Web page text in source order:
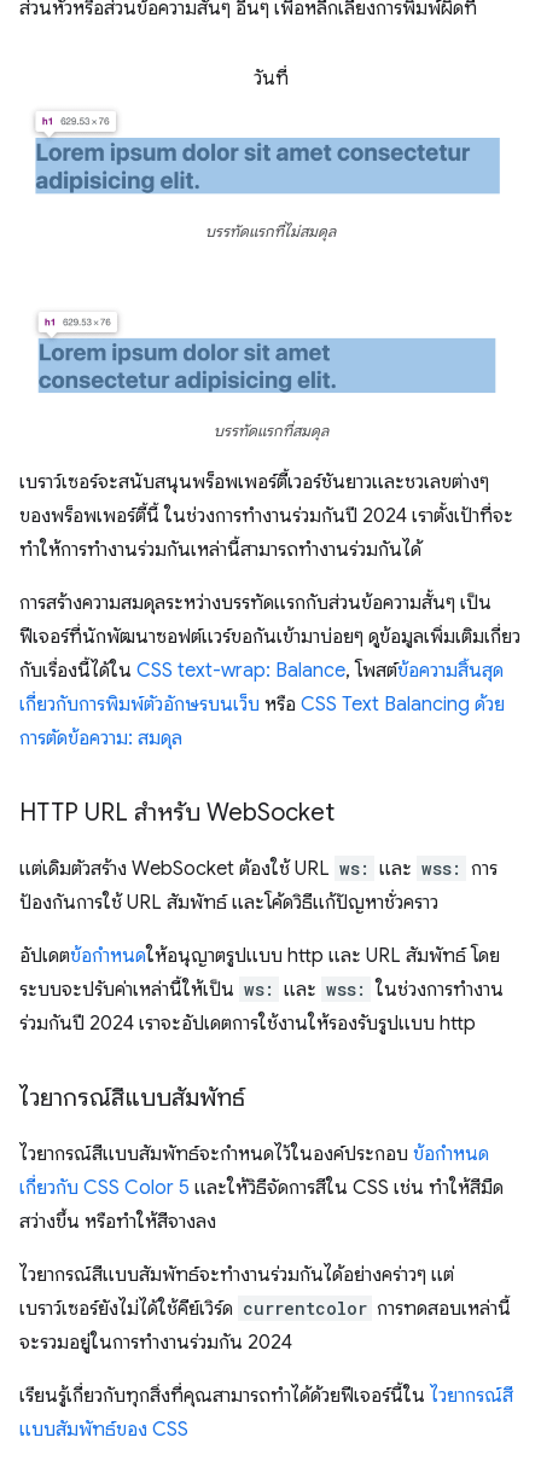
ส่วนหัวหรือส่วนข้อความสั้นๆ อื่นๆ เพื่อหลีกเลี่ยงการพิมพ์ผิดที่
วันที่
บรรทัดแรกที่ไม่สมดุล
บรรทัดแรกที่สมดุล
เบราว์เซอร์จะสนับสนุนพร็อพเพอร์ตี้เวอร์ชันยาวและชวเลขต่างๆ
ของพร็อพเพอร์ตี้นี้ ในช่วงการทำงานร่วมกันปี 2024 เราตั้งเป้าที่จะ
ทำให้การทำงานร่วมกันเหล่านี้สามารถทำงานร่วมกันได้
การสร้างความสมดุลระหว่างบรรทัดแรกกับส่วนข้อความสั้นๆ เป็น
ฟีเจอร์ที่นักพัฒนาซอฟต์แวร์ขอกันเข้ามาบ่อยๆ ดูข้อมูลเพิ่มเติมเกี่ยว
กับเรื่องนี้ได้ใน CSS text-wrap: Balance, โพสต์ข้อความสิ้นสุด
เกี่ยวกับการพิมพ์ตัวอักษรบนเว็บ หรือ CSS Text Balancing ด้วย
การตัดข้อความ: สมดุล
HTTP URL สำหรับ WebSocket
แต่เดิมตัวสร้าง WebSocket ต้องใช้ URL ws: และ wss: การ
ป้องกันการใช้ URL สัมพัทธ์ และโค้ดวิธีแก้ปัญหาชั่วคราว
อัปเดตข้อกำหนดให้อนุญาตรูปแบบ http และ URL สัมพัทธ์ โดย
ระบบจะปรับค่าเหล่านี้ให้เป็น ws: และ wss: ในช่วงการทำงาน
ร่วมกันปี 2024 เราจะอัปเดตการใช้งานให้รองรับรูปแบบ http
ไวยากรณ์สีแบบสัมพัทธ์
ไวยากรณ์สีแบบสัมพัทธ์จะกำหนดไว้ในองค์ประกอบ ข้อกำหนด
เกี่ยวกับ CSS Color 5 และให้วิธีจัดการสีใน CSS เช่น ทำให้สีมืด
สว่างขึ้น หรือทำให้สีจางลง
ไวยากรณ์สีแบบสัมพัทธ์จะทำงานร่วมกันได้อย่างคร่าวๆ แต่
เบราว์เซอร์ยังไม่ได้ใช้คีย์เวิร์ด currentcolor การทดสอบเหล่านี้
จะรวมอยู่ในการทำงานร่วมกัน 2024
เรียนรู้เกี่ยวกับทุกสิ่งที่คุณสามารถทำได้ด้วยฟีเจอร์นี้ใน ไวยากรณ์สี
แบบสัมพัทธ์ของ CSS